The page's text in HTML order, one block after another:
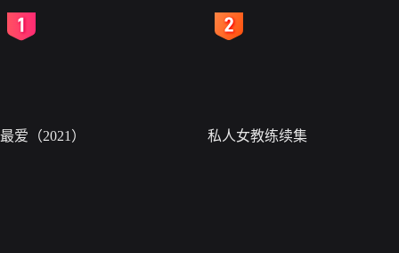
最爱（2021） 私人女教练续集